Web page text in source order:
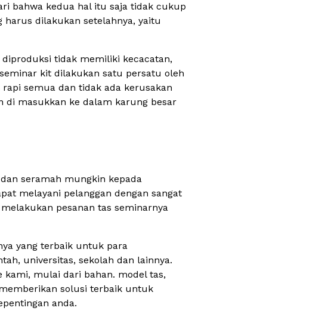
bahwa kedua hal itu saja tidak cukup
dilakukan setelahnya, yaitu
tidak memiliki kecacatan,
kit dilakukan satu persatu oleh
semua dan tidak ada kerusakan
di masukkan ke dalam karung besar
seramah mungkin kepada
melayani pelanggan dengan sangat
pesanan tas seminarnya
yang terbaik untuk para
universitas, sekolah dan lainnya.
kami, mulai dari bahan. model tas,
solusi terbaik untuk
anda.